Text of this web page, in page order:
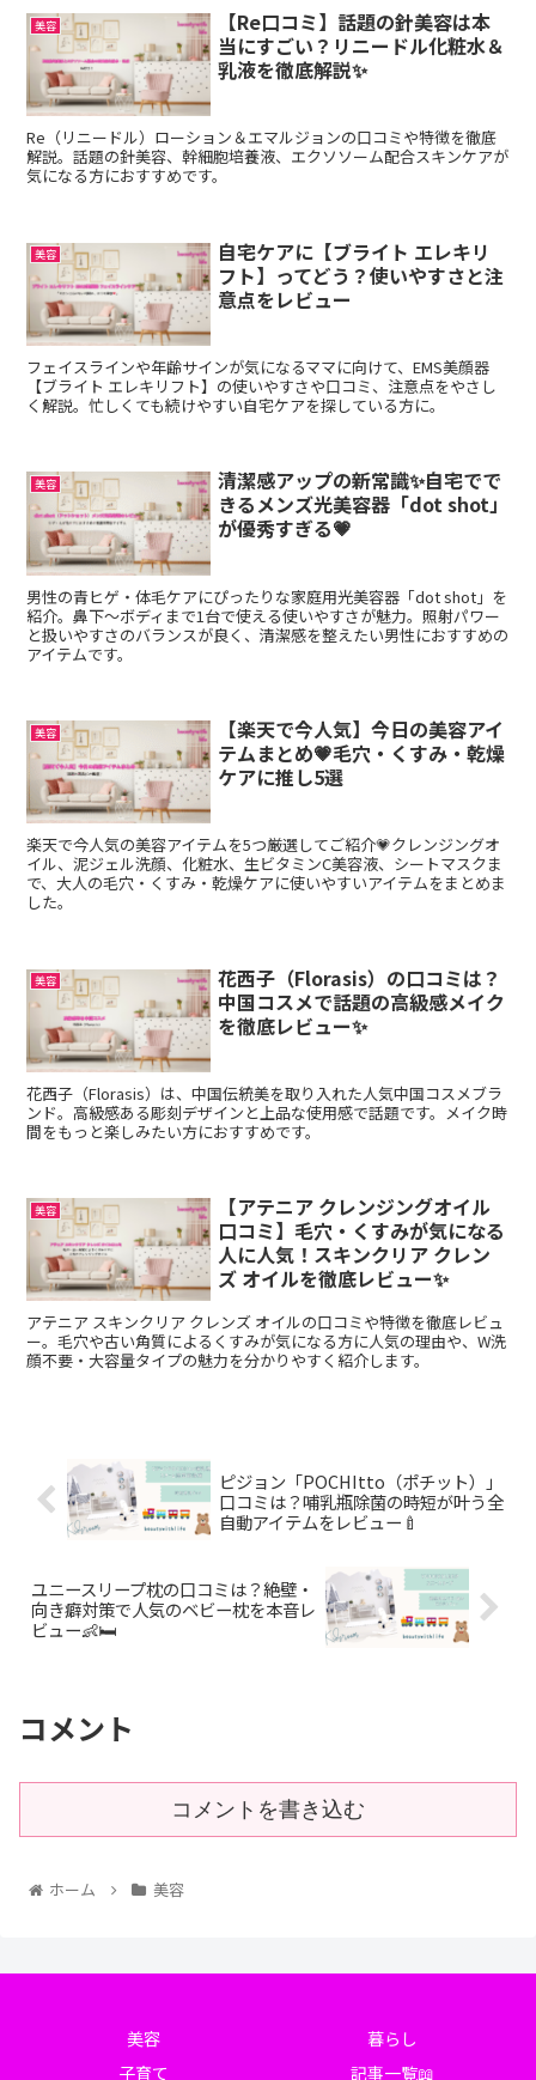
美容
【Re口コミ】話題の針美容は本
当にすごい？リニードル化粧水＆
乳液を徹底解説✨
Re（リニードル）ローション＆エマルジョンの口コミや特徴を徹底
解説。話題の針美容、幹細胞培養液、エクソソーム配合スキンケアが
気になる方におすすめです。
美容
自宅ケアに【ブライト エレキリ
フト】ってどう？使いやすさと注
意点をレビュー
フェイスラインや年齢サインが気になるママに向けて、EMS美顔器
【ブライト エレキリフト】の使いやすさや口コミ、注意点をやさし
く解説。忙しくても続けやすい自宅ケアを探している方に。
美容
清潔感アップの新常識✨自宅でで
きるメンズ光美容器「dot shot」
が優秀すぎる💗
男性の青ヒゲ・体毛ケアにぴったりな家庭用光美容器「dot shot」を
紹介。鼻下〜ボディまで1台で使える使いやすさが魅力。照射パワー
と扱いやすさのバランスが良く、清潔感を整えたい男性におすすめの
アイテムです。
美容
【楽天で今人気】今日の美容アイ
テムまとめ💗毛穴・くすみ・乾燥
ケアに推し5選
楽天で今人気の美容アイテムを5つ厳選してご紹介💗クレンジングオ
イル、泥ジェル洗顔、化粧水、生ビタミンC美容液、シートマスクま
で、大人の毛穴・くすみ・乾燥ケアに使いやすいアイテムをまとめま
した。
美容
花西子（Florasis）の口コミは？
中国コスメで話題の高級感メイク
を徹底レビュー✨
花西子（Florasis）は、中国伝統美を取り入れた人気中国コスメブラ
ンド。高級感ある彫刻デザインと上品な使用感で話題です。メイク時
間をもっと楽しみたい方におすすめです。
美容
【アテニア クレンジングオイル
口コミ】毛穴・くすみが気になる
人に人気！スキンクリア クレン
ズ オイルを徹底レビュー✨
アテニア スキンクリア クレンズ オイルの口コミや特徴を徹底レビュ
ー。毛穴や古い角質によるくすみが気になる方に人気の理由や、W洗
顔不要・大容量タイプの魅力を分かりやすく紹介します。
ピジョン「POCHItto（ポチット）」
口コミは？哺乳瓶除菌の時短が叶う全
自動アイテムをレビュー🍼
ユニースリープ枕の口コミは？絶壁・
向き癖対策で人気のベビー枕を本音レ
ビュー👶🛏️
コメント
コメントを書き込む
ホーム 美容
美容
暮らし
子育て
記事一覧📖